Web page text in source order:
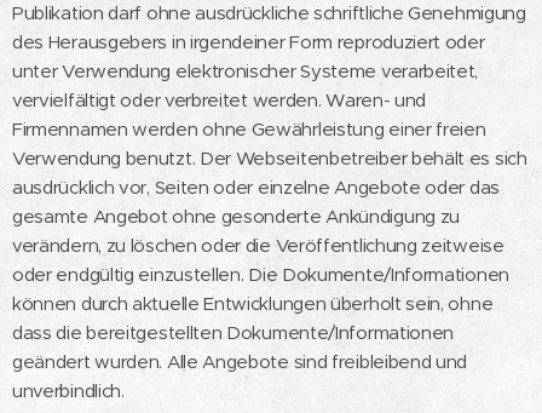
Publikation darf ohne ausdrückliche schriftliche Genehmigung
des Herausgebers in irgendeiner Form reproduziert oder
unter Verwendung elektronischer Systeme verarbeitet,
vervielfältigt oder verbreitet werden. Waren- und
Firmennamen werden ohne Gewährleistung einer freien
Verwendung benutzt. Der Webseitenbetreiber behält es sich
ausdrücklich vor, Seiten oder einzelne Angebote oder das
gesamte Angebot ohne gesonderte Ankündigung zu
verändern, zu löschen oder die Veröffentlichung zeitweise
oder endgültig einzustellen. Die Dokumente/Informationen
können durch aktuelle Entwicklungen überholt sein, ohne
dass die bereitgestellten Dokumente/Informationen
geändert wurden. Alle Angebote sind freibleibend und
unverbindlich.